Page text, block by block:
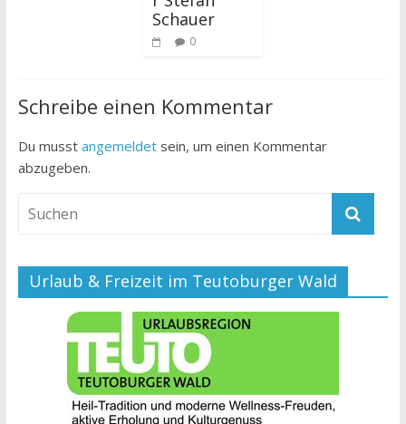
Schauer
0
Schreibe einen Kommentar
Du musst angemeldetsein, um einen Kommentar
abzugeben.
Urlaub & Freizeit im Teutoburger Wald